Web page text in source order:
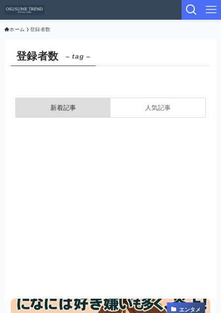
ホーム 登録者数
登録者数 – tag –
新着記事 人気記事
エンタメ